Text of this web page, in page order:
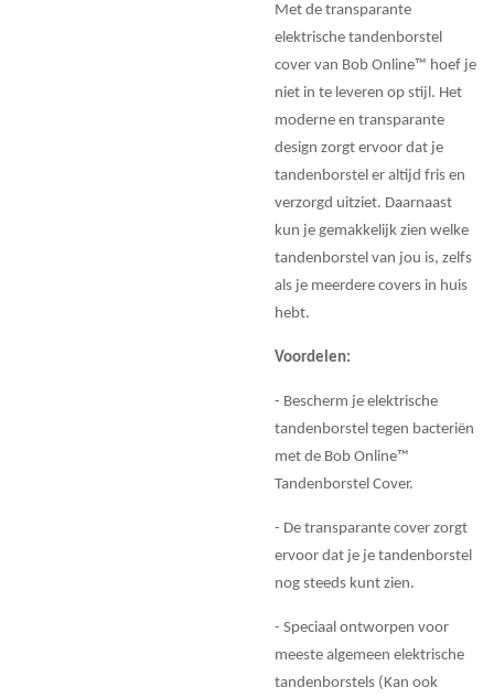
Met de transparante
elektrische tandenborstel
cover van Bob Online™ hoef je
niet in te leveren op stijl. Het
moderne en transparante
design zorgt ervoor dat je
tandenborstel er altijd fris en
verzorgd uitziet. Daarnaast
kun je gemakkelijk zien welke
tandenborstel van jou is, zelfs
als je meerdere covers in huis
hebt.
Voordelen:
- Bescherm je elektrische
tandenborstel tegen bacteriën
met de Bob Online™
Tandenborstel Cover.
- De transparante cover zorgt
ervoor dat je je tandenborstel
nog steeds kunt zien.
- Speciaal ontworpen voor
meeste algemeen elektrische
tandenborstels (Kan ook